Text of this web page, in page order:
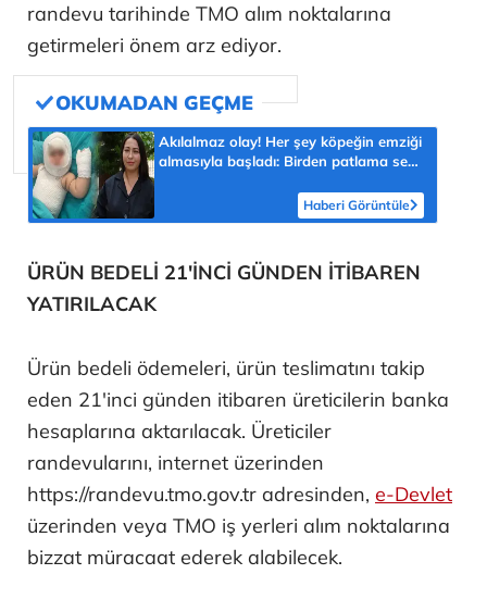
randevu tarihinde TMO alım noktalarına
getirmeleri önem arz ediyor.
Akılalmaz olay! Her şey köpeğin emziği
almasıyla başladı: Birden patlama sesi
Haberi Görüntüle
ÜRÜN BEDELİ 21'İNCİ GÜNDEN İTİBAREN
YATIRILACAK
Ürün bedeli ödemeleri, ürün teslimatını takip
eden 21'inci günden itibaren üreticilerin banka
hesaplarına aktarılacak. Üreticiler
randevularını, internet üzerinden
https://randevu.tmo.gov.tr adresinden, e-Devlet
üzerinden veya TMO iş yerleri alım noktalarına
bizzat müracaat ederek alabilecek.